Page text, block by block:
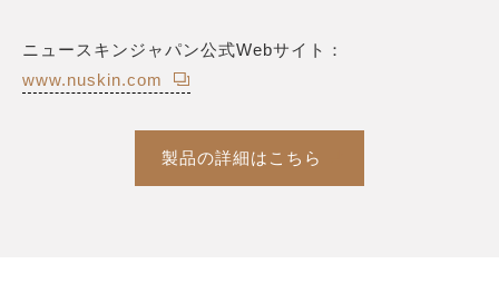
ニュースキンジャパン公式Webサイト：
www.nuskin.com
製品の詳細はこちら